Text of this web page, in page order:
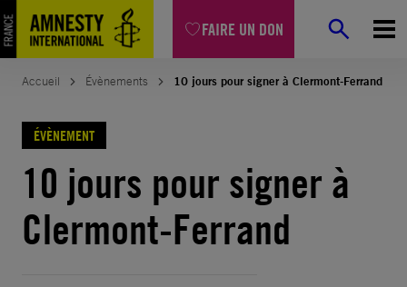
FAIRE UN DON
Accueil Évènements 10 jours pour signer à Clermont-Ferrand
ÉVÈNEMENT
10 jours pour signer à
Clermont-Ferrand